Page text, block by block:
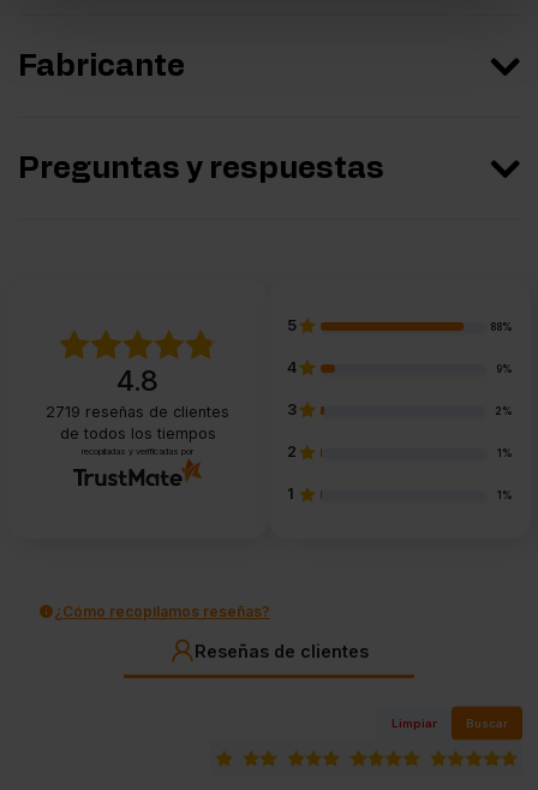
Fabricante
Preguntas y respuestas
4.8
2719 reseñas de clientes
de todos los tiempos
recopiladas y verificadas por
5 88%
4 9%
3 2%
2 1%
1 1%
¿Cómo recopilamos reseñas?
Reseñas de clientes
Limpiar Buscar